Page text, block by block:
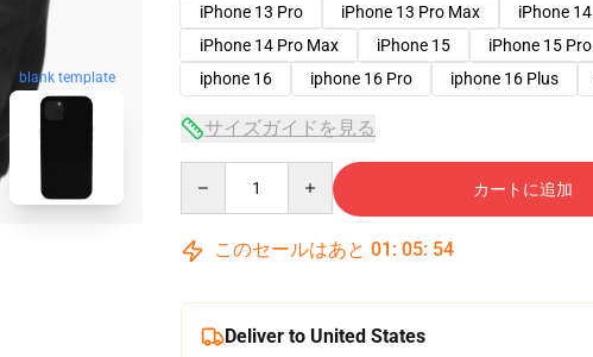
blank template
iPhone 13 Pro
iPhone 13 Pro Max iPhone 14
iPhone 14 Pro Max
iPhone 15 iPhone 15 Pro
iphone 16
iphone 16 Pro iphone 16 Plus
サイズガイドを見る
カートに追加
このセールはあと 01 : 05: 53
Deliver to United States